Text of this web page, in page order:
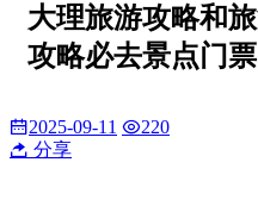
大理旅游攻略和
攻略必去景点门票
2025-09-11
220
分享